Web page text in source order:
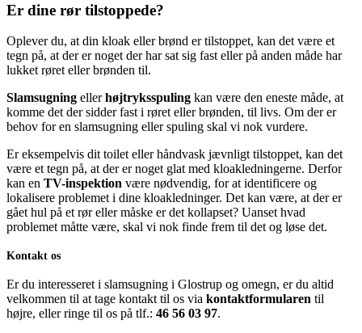
Er dine rør tilstoppede?
Oplever du, at din kloak eller brønd er tilstoppet, kan det være et
tegn på, at der er noget der har sat sig fast eller på anden måde har
lukket røret eller brønden til.
Slamsugning ellerhøjtryksspuling kan være den eneste måde, at
komme det der sidder fast i røret eller brønden, til livs. Om der er
behov for en slamsugning eller spuling skal vi nok vurdere.
Er eksempelvis dit toilet eller håndvask jævnligt tilstoppet, kan det
være et tegn på, at der er noget glat med kloakledningerne. Derfor
kan en TV-inspektion være nødvendig, for at identificere og
lokalisere problemet i dine kloakledninger. Det kan være, at der er
gået hul på et rør eller måske er det kollapset? Uanset hvad
problemet måtte være, skal vi nok finde frem til det og løse det.
Kontakt os
Er du interesseret i slamsugning i Glostrup og omegn, er du altid
velkommen til at tage kontakt til os via kontaktformularen til
højre, eller ringe til os på tlf.: 46 56 03 97.